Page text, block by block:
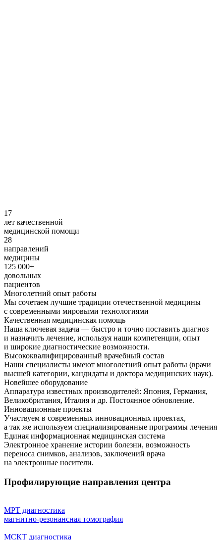
17
лет качественной
медицинской помощи
28
направлений
медицины
125 000+
довольных
пациентов
Многолетний опыт работы
Мы сочетаем лучшие традиции отечественной медицины
с современными мировыми технологиями
Качественная медицинская помощь
Наша ключевая задача — быстро и точно поставить диагноз
и назначить лечение, используя наши компетенции, опыт
и широкие диагностические возможности.
Высококвалифицированный врачебный состав
Наши специалисты имеют многолетний опыт работы (врачи
высшей категории, кандидаты и доктора медицинских наук).
Новейшее оборудование
Аппаратура известных производителей: Япония, Германия,
Великобритания, Италия и др. Постоянное обновление.
Инновационные проекты
Участвуем в современных инновационных проектах,
а так же используем специализированные программы лечения
Единая информационная медицинская система
Электронное хранение истории болезни, возможность
переноса снимков, анализов, заключений врача
на электронные носители.
Профилирующие направления центра
МРТ диагностика
магнитно-резонансная томография
МСКТ диагностика